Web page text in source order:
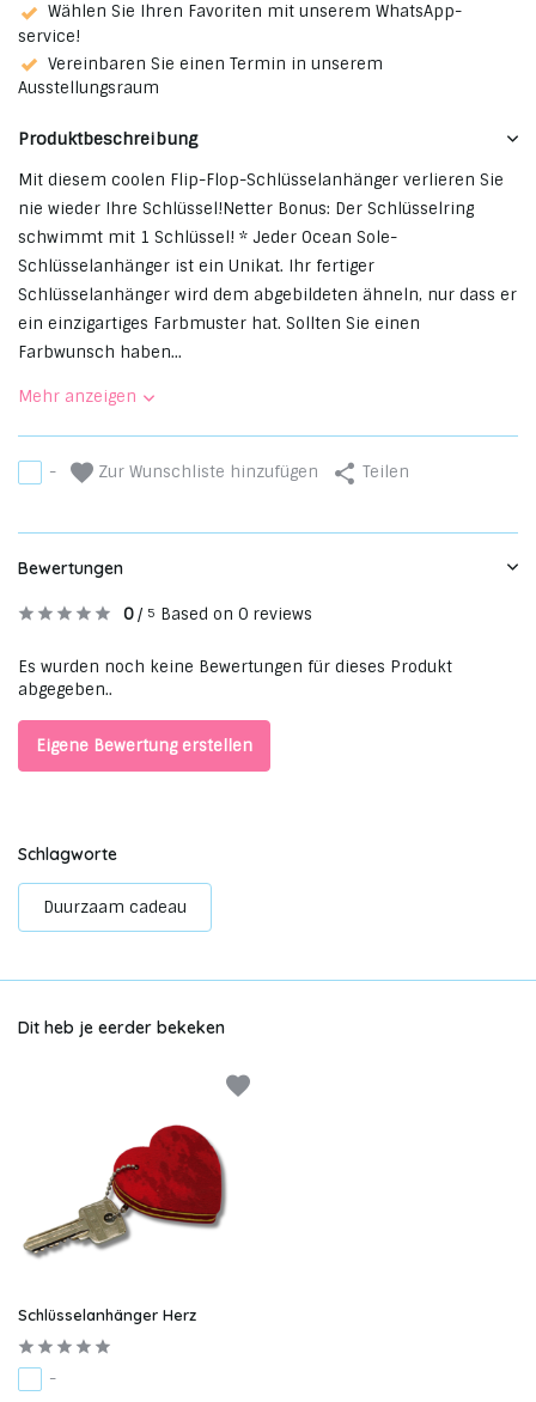
Wählen Sie Ihren Favoriten mit unserem WhatsApp-
service!
Vereinbaren Sie einen Termin in unserem
Ausstellungsraum
Produktbeschreibung
Mit diesem coolen Flip-Flop-Schlüsselanhänger verlieren Sie
nie wieder Ihre Schlüssel!Netter Bonus: Der Schlüsselring
schwimmt mit 1 Schlüssel! * Jeder Ocean Sole-
Schlüsselanhänger ist ein Unikat. Ihr fertiger
Schlüsselanhänger wird dem abgebildeten ähneln, nur dass er
ein einzigartiges Farbmuster hat. Sollten Sie einen
Farbwunsch haben...
Mehr anzeigen
- Zur Wunschliste hinzufügen Teilen
Bewertungen
0/ 5 Based on 0 reviews
Es wurden noch keine Bewertungen für dieses Produkt
abgegeben..
Eigene Bewertung erstellen
Schlagworte
Duurzaam cadeau
Dit heb je eerder bekeken
Schlüsselanhänger Herz
-